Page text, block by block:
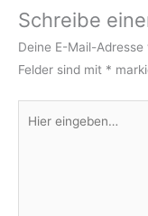
Schreibe
Deine E-Mail-
Felder sind mit *
eingeben…